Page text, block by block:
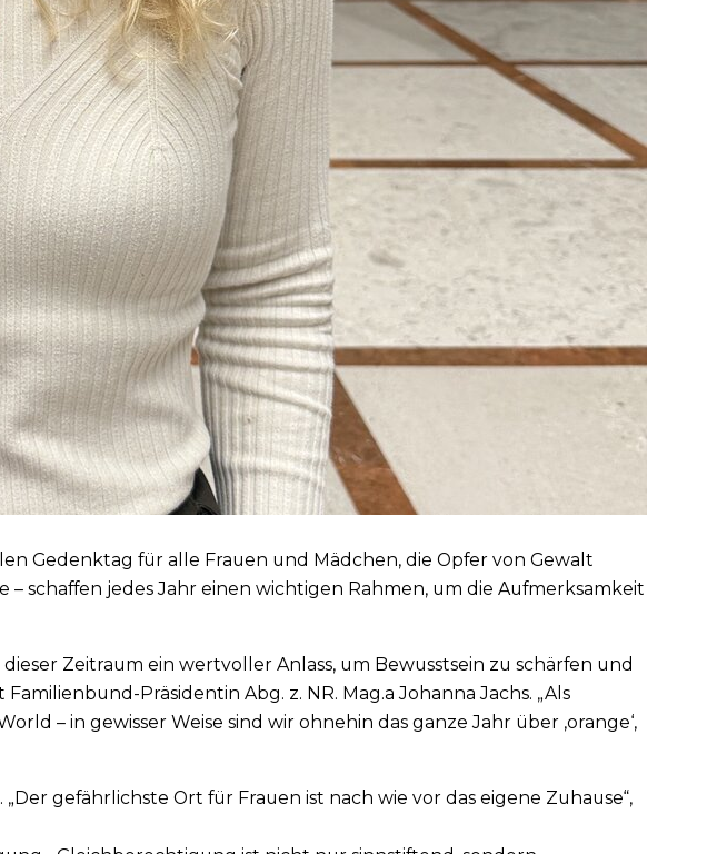
Gedenktag für alle Frauen und Mädchen, die Opfer von Gewalt
schaffen jedes Jahr einen wichtigen Rahmen, um die Aufmerksamkeit
Zeitraum ein wertvoller Anlass, um Bewusstsein zu schärfen und
Präsidentin Abg. z. NR. Mag.a Johanna Jachs. „Als
– in gewisser Weise sind wir ohnehin das ganze Jahr über ‚orange‘,
gefährlichste Ort für Frauen ist nach wie vor das eigene Zuhause“,